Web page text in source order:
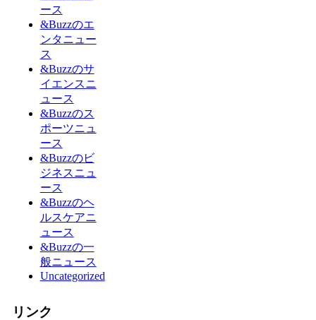
ース
&Buzzのエ
ンタニュー
ス
&Buzzのサ
イエンスニ
ュース
&Buzzのス
ポーツニュ
ース
&Buzzのビ
ジネスニュ
ース
&Buzzのヘ
ルスケアニ
ュース
&Buzzの一
般ニュース
Uncategorized
リンク